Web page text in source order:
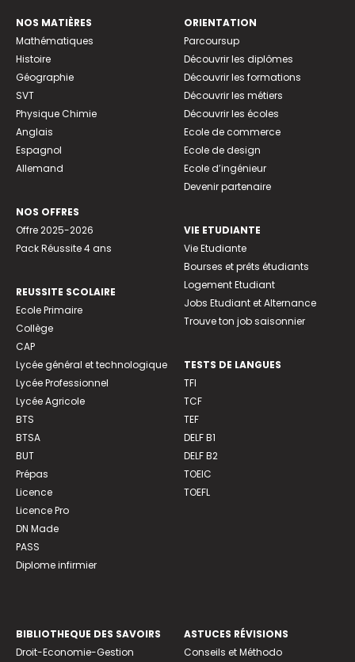
NOS MATIÈRES
Mathématiques
Histoire
Géographie
SVT
Physique Chimie
Anglais
Espagnol
Allemand
NOS OFFRES
Offre 2025-2026
Pack Réussite 4 ans
REUSSITE SCOLAIRE
Ecole Primaire
Collège
CAP
Lycée général et technologique
Lycée Professionnel
Lycée Agricole
BTS
BTSA
BUT
Prépas
Licence
Licence Pro
DN Made
PASS
Diplome infirmier
ORIENTATION
Parcoursup
Découvrir les diplômes
Découvrir les formations
Découvrir les métiers
Découvrir les écoles
Ecole de commerce
Ecole de design
Ecole d’ingénieur
Devenir partenaire
VIE ETUDIANTE
Vie Etudiante
Bourses et prêts étudiants
Logement Etudiant
Jobs Etudiant et Alternance
Trouve ton job saisonnier
TESTS DE LANGUES
TFI
TCF
TEF
DELF B1
DELF B2
TOEIC
TOEFL
BIBLIOTHEQUE DES SAVOIRS
Droit-Economie-Gestion
ASTUCES RÉVISIONS
Conseils et Méthodo